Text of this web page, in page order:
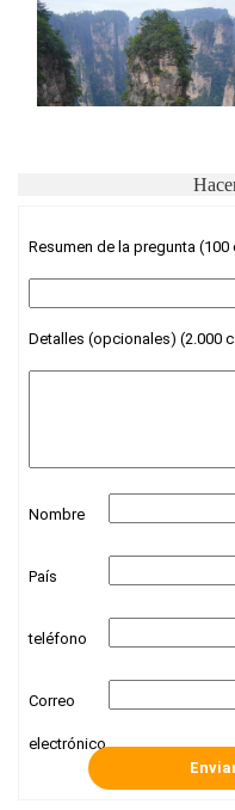
Resumen de la pregunta (100
Detalles (opcionales) (2.000
Nombre
País
teléfono
Correo
electrónico